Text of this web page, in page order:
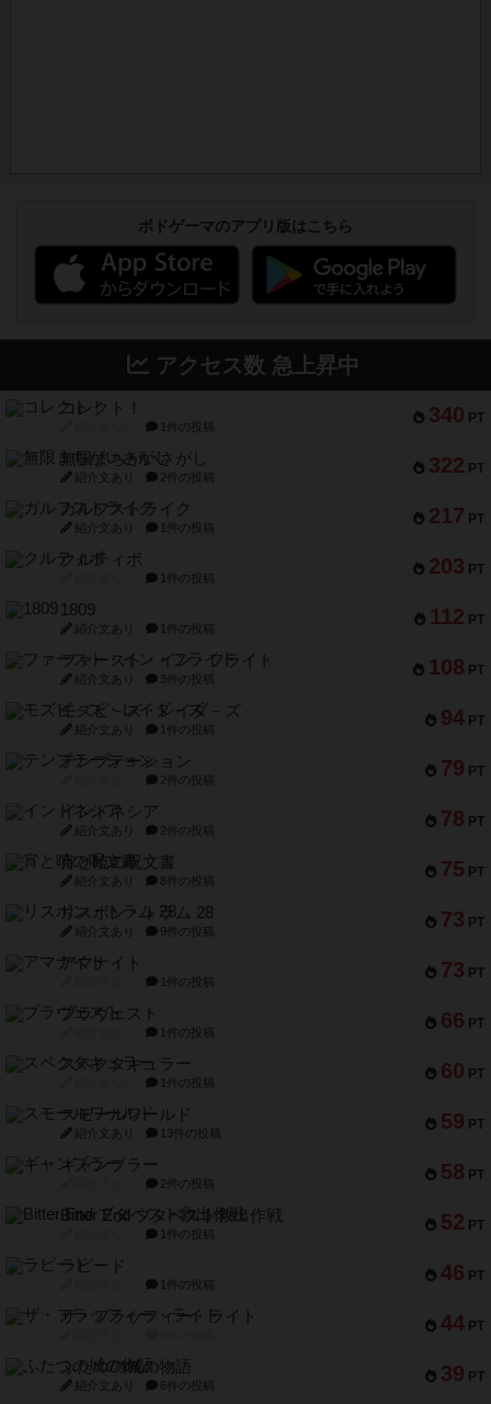
ボドゲーマのアプリ版はこちら
アクセス数 急上昇中
340 PT
コレクト！
1件の投稿
322 PT
無限まちがいさがし
紹介文あり 2件の投稿
217 PT
ガルフストライク
紹介文あり 1件の投稿
203 PT
クルティボ
1件の投稿
112 PT
1809
紹介文あり 1件の投稿
108 PT
ファースト・イン・フライト
紹介文あり 3件の投稿
94 PT
モズビ－ズ・レイダ－ズ
紹介文あり 1件の投稿
79 PT
テンプテーション
2件の投稿
78 PT
インドネシア
紹介文あり 2件の投稿
75 PT
宵と暁の呪文書
紹介文あり 8件の投稿
73 PT
リスボン・トラム 28
紹介文あり 9件の投稿
73 PT
アマナイト
1件の投稿
66 PT
ブラヴェスト
1件の投稿
60 PT
スペクタキュラー
1件の投稿
59 PT
スモールワールド
紹介文あり 13件の投稿
58 PT
ギャンブラー
2件の投稿
52 PT
Bitter End ブタペスト救出作戦
1件の投稿
46 PT
ラピード
1件の投稿
44 PT
ザ・フラッフィー・ライト
39 PT
ふたつの城の物語
紹介文あり 6件の投稿